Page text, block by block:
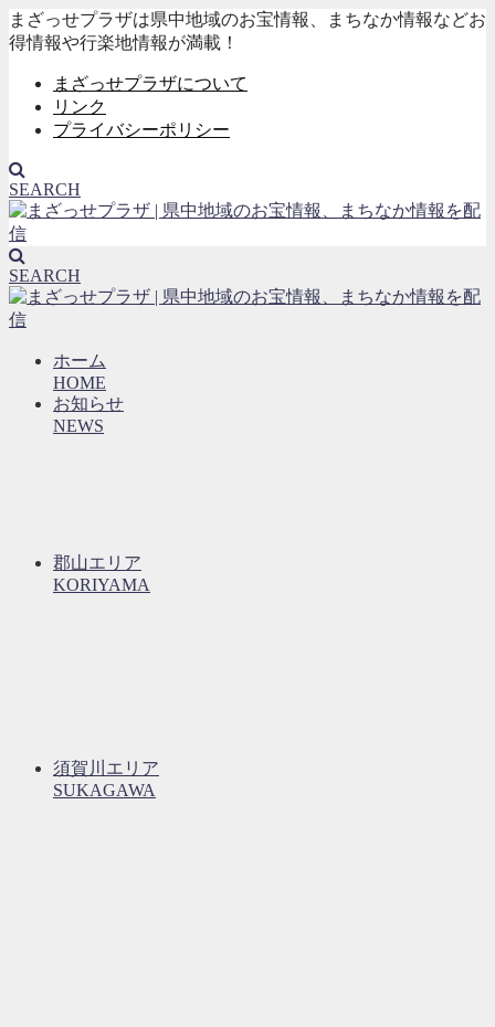
まざっせプラザは県中地域のお宝情報、まちなか情報などお
得情報や行楽地情報が満載！
まざっせプラザについて
リンク
プライバシーポリシー
SEARCH
SEARCH
ホーム
HOME
お知らせ
NEWS
郡山エリア
KORIYAMA
須賀川エリア
SUKAGAWA